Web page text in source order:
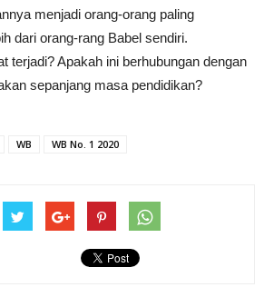
menjadi orang-orang paling
dari orang-rang Babel sendiri.
terjadi? Apakah ini berhubungan dengan
sepanjang masa pendidikan?
WB WB No. 1 2020